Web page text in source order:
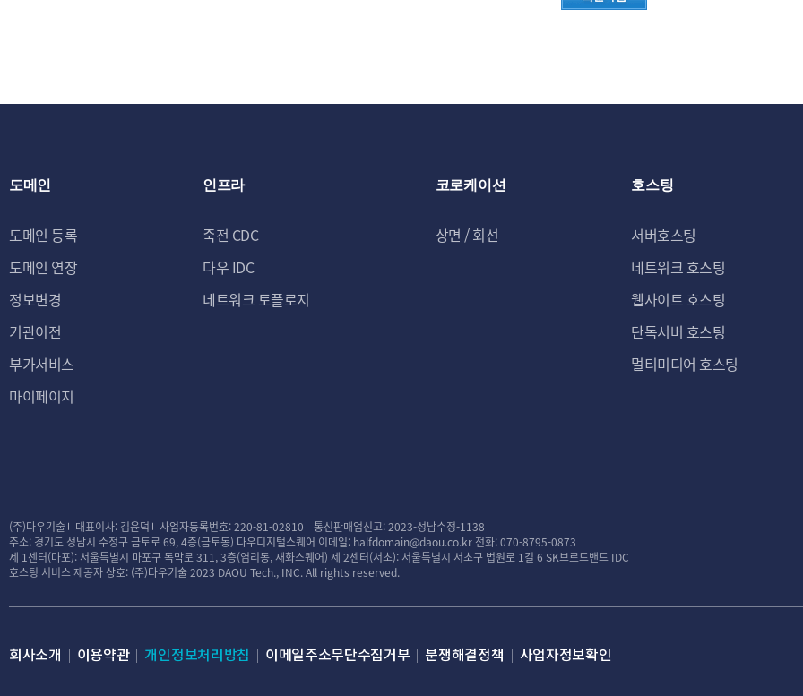
도메인
도메인 등록
도메인 연장
정보변경
기관이전
부가서비스
마이페이지
인프라
죽전 CDC
다우 IDC
네트워크 토플로지
코로케이션
상면 / 회선
호스팅
서버호스팅
네트워크 호스팅
웹사이트 호스팅
단독서버 호스팅
멀티미디어 호스팅
(주)다우기술 대표이사: 김윤덕 사업자등록번호: 220-81-02810
통신판매업신고: 2023-성남수정-1138
주소: 경기도 성남시 수정구 금토로 69, 4층(금토동) 다우디지털스퀘어 이메일: halfdomain@daou.co.kr 전화: 070-8795-0873
제 1센터(마포): 서울특별시 마포구 독막로 311, 3층(염리동, 재화스퀘어) 제 2센터(서초): 서울특별시 서초구 법원로 1길 6 SK브로드밴드 IDC
호스팅 서비스 제공자 상호: (주)다우기술2023 DAOU Tech., INC. All rights reserved.
회사소개 이용약관 개인정보처리방침 이메일주소무단수집거부 분쟁해결정책 사업자정보확인